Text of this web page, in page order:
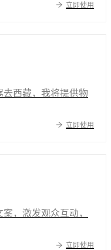
立即使用
去西藏，我将提供物
立即使用
，激发观众互动，
立即使用